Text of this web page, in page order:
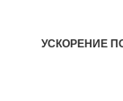
УСКОРЕНИЕ